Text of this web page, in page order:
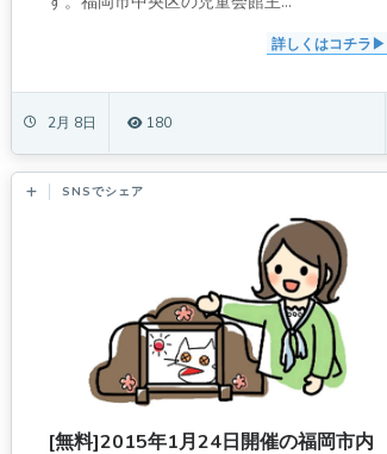
詳しくはコチラ
2月 8日 180
SNSでシェア
[無料]2015年1月24日開催の福岡市内